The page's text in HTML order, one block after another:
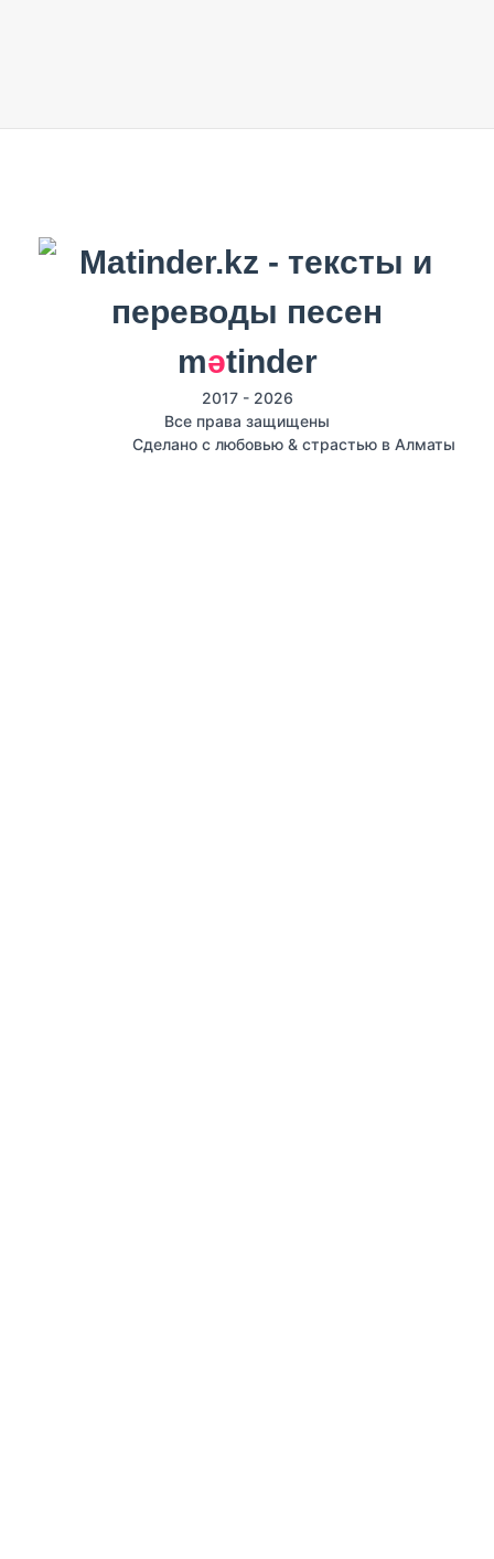
mәtinder
2017 - 2026
Все права защищены
Сделано с любовью & страстью в Алматы